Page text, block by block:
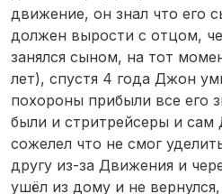
движение, он знал что его
должен вырости с отцом,
занялся сыном, на тот
лет), спустя 4 года Джон
похороны прибыли все его
были и стритрейсеры и
сожелел что не смог
другу из-за Движения и
ушёл из дому и не